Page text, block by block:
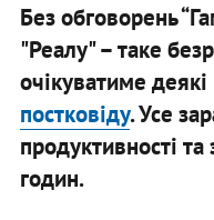
Без обговорень
"Реалу" – таке
очікуватиме деякі
постковіду. Усе
продуктивності
годин.